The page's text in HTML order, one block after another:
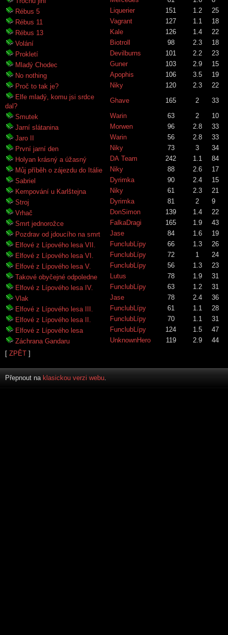
Rébus 5
Liquerier 151 1.2
25
Rébus 11
Vagrant 127 1.1
18
Rébus 13
Kale 126 1.4
22
Volání
Biotroll 98 2.3
18
Prokletí
Devilburns 101 2.2
23
Mladý Chodec
Guner 103 2.9
15
No nothing
Apophis 106 3.5
19
Proč to tak je?
Niky 120 2.3
22
Elfe mladý, komu jsi srdce
dal?
Ghave 165 2 33
Smutek Warin 63 2
10
Jarní slátanina
Morwen 96 2.8
33
Jaro II
Warin 56 2.8
33
První jarní den
Niky 73 3
34
Holyan krásný a úžasný
DA Team 242 1.1
84
Můj příběh o zájezdu do Itálie
Niky 88 2.6
17
Sabriel
Dyrimka 90 2.4
15
Kempování u Karlštejna
Niky 61 2.3
21
Stroj
Dyrimka 81 2
9
Vrhač
DonSimon 139 1.4
22
Smrt jednorožce
FalkaDragi 165 1.9
43
Pozdrav od jdoucího na smrt
Jase 84 1.6
19
Elfové z Lípového lesa VII.
FunclubLípy 66 1.3
26
Elfové z Lípového lesa VI.
FunclubLípy 72 1
24
Elfové z Lípového lesa V.
FunclubLípy 56 1.3
23
Takové obyčejné odpoledne
Lutus 78 1.9
31
Elfové z Lípového lesa IV.
FunclubLípy 63 1.2
31
Vlak
Jase 78 2.4
36
Elfové z Lípového lesa III.
FunclubLípy 61 1.1
28
Elfové z Lípového lesa II.
FunclubLípy 70 1.1
31
Elfové z Lípového lesa
FunclubLípy 124 1.5
47
Záchrana Gandaru
UnknownHero 119 2.9
44
[ ZPĚT ]
Přepnout na klasickou verzi webu.